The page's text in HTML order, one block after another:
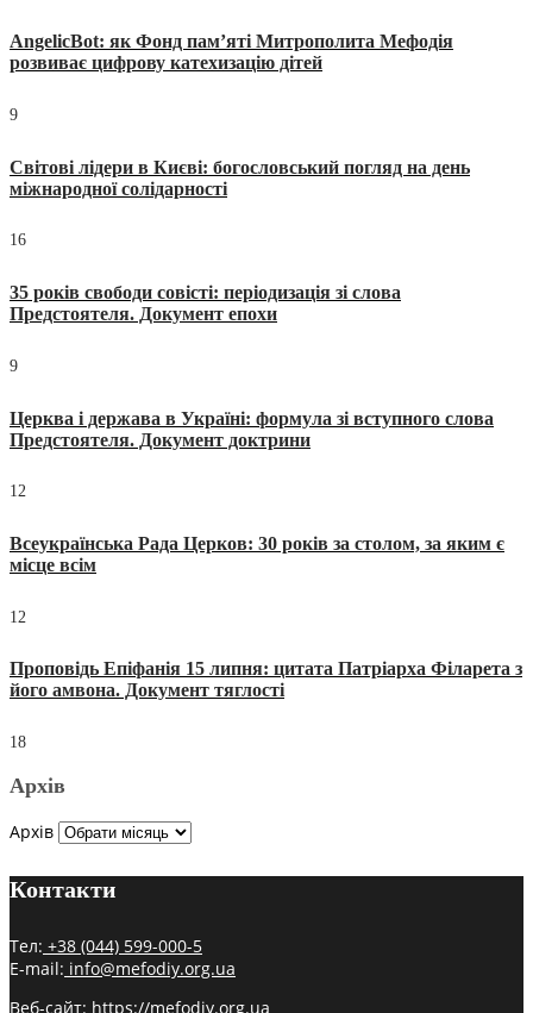
AngelicBot: як Фонд пам’яті Митрополита Мефодія
розвиває цифрову катехизацію дітей
9
Світові лідери в Києві: богословський погляд на день
міжнародної солідарності
16
35 років свободи совісті: періодизація зі слова
Предстоятеля. Документ епохи
9
Церква і держава в Україні: формула зі вступного слова
Предстоятеля. Документ доктрини
12
Всеукраїнська Рада Церков: 30 років за столом, за яким є
місце всім
12
Проповідь Епіфанія 15 липня: цитата Патріарха Філарета з
його амвона. Документ тяглості
18
Архів
Архів
Контакти
Тел: +38 (044) 599-000-5
E-mail: info@mefodiy.org.ua
Веб-сайт: https://mefodiy.org.ua